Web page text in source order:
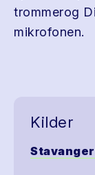
trommerog
mikrofonen.
Kilder